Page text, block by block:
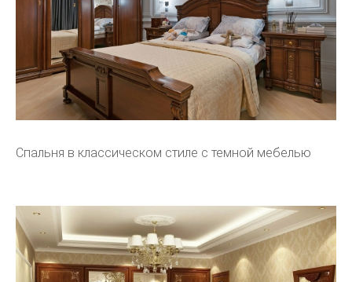
Спальня в классическом стиле с темной мебелью